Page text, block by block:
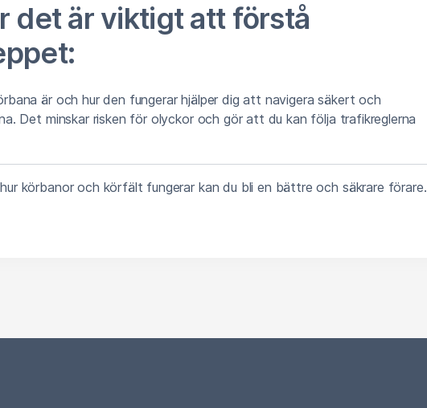
det är viktigt att förstå
är och hur den fungerar hjälper dig att navigera säkert och
Det minskar risken för olyckor och gör att du kan följa trafikreglerna
körbanor och körfält fungerar kan du bli en bättre och säkrare förare.